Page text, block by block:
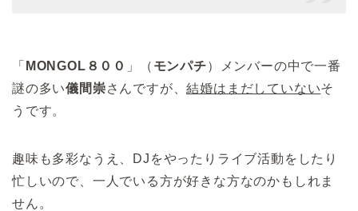
「 MONGOL８００ 」（ モンパチ）メンバーの中で一番
謎の多い儀間崇さんですが、結婚はまだしていないそ
うです。
趣味も多彩なうえ、DJをやったりライブ活動をしたり
忙しいので、一人でいる方が好きな方なのかもしれま
せん。